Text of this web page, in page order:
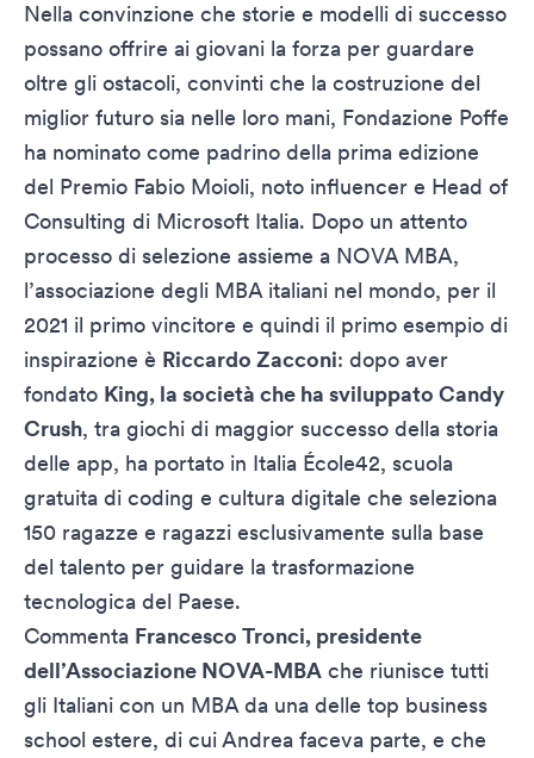
Nella convinzione che storie e modelli di successo
possano offrire ai giovani la forza per guardare
oltre gli ostacoli, convinti che la costruzione del
miglior futuro sia nelle loro mani, Fondazione Poffe
ha nominato come padrino della prima edizione
del Premio Fabio Moioli, noto influencer e Head of
Consulting di Microsoft Italia. Dopo un attento
processo di selezione assieme a NOVA MBA,
l’associazione degli MBA italiani nel mondo, per il
2021 il primo vincitore e quindi il primo esempio di
inspirazione è Riccardo Zacconi: dopo aver
fondato King, la società che ha sviluppato Candy
Crush, tra giochi di maggior successo della storia
delle app, ha portato in Italia École42, scuola
gratuita di coding e cultura digitale che seleziona
150 ragazze e ragazzi esclusivamente sulla base
del talento per guidare la trasformazione
tecnologica del Paese.
Commenta Francesco Tronci, presidente
dell’Associazione NOVA-MBA che riunisce tutti
gli Italiani con un MBA da una delle top business
school estere, di cui Andrea faceva parte, e che